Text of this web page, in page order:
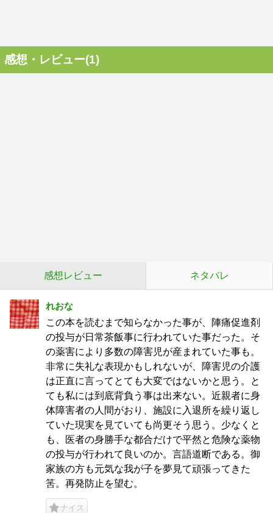
感想・レビュー(1)
感想レビュー ネタバレ
れおな
この本を読むまで知らなかった事が、陣痛促進剤
の投与が日常茶飯事に行われていた事だった。そ
の薬害により多数の障害児が産まれていた事も。
非常に失礼な表現かもしれないが、障害児の介護
は正直に言ってとても大変ではないかと思う。と
ても私には到底背負う事は出来ない。近親者に身
体障害者の人間がおり、施設に入退所を繰り返し
ていた現実を見ていても尚更そう思う。少なくと
も、医者の身勝手な都合だけで平然と危険な薬物
の投与が行われて良いのか。言語道断である。御
家族の方も元気な我が子を夢見て頑張ってきた
筈。再発防止を望む。
ナイス